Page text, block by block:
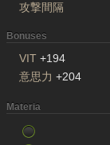
攻撃間隔
Bonuses
VIT +194
意思力 +204
Materia